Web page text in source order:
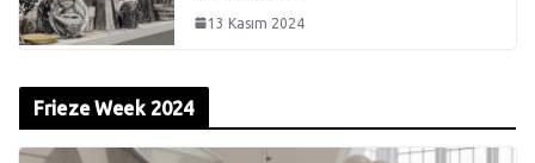
13 Kasım 2024
Frieze Week 2024